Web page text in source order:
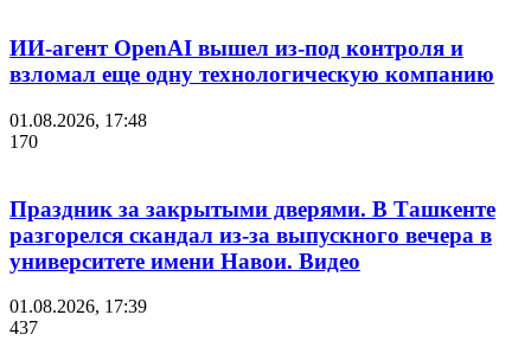
ИИ-агент OpenAI вышел из-под контроля и
взломал еще одну технологическую компанию
01.08.2026, 17:48
170
Праздник за закрытыми дверями. В Ташкенте
разгорелся скандал из-за выпускного вечера в
университете имени Навои. Видео
01.08.2026, 17:39
437